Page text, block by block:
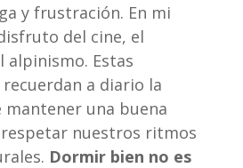
y frustración. En mi
del cine, el
alpinismo. Estas
a diario la
una buena
nuestros ritmos
Dormir bien no es